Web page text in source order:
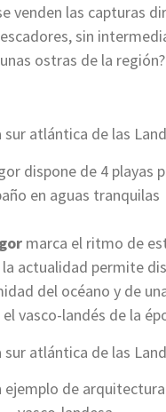
venden las capturas
sin
ostras de la región?
dispone de 4 playas
en aguas tranquilas
marca el ritmo de
la actualidad permite
del océano y de
vasco-landés de la
ejemplo de